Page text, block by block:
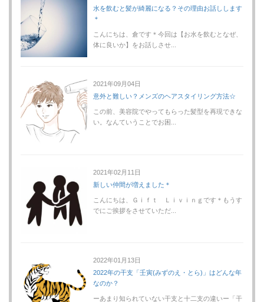
水を飲むと髪が綺麗になる？その理由お話しします
＊
こんにちは、倉です＊今回は【お水を飲むとなぜ、
体に良いか】をお話しさせ...
2021年09月04日
意外と難しい？メンズのヘアスタイリング方法☆
この前、美容院でやってもらった髪型を再現できな
い。なんていうことでお困...
2021年02月11日
新しい仲間が増えました＊
こんにちは、Ｇｉｆｔ Ｌｉｖｉｎｇです＊もうす
でにご挨拶をさせていただ...
2022年01月13日
2022年の干支「壬寅(みずのえ・とら)」はどんな年
なのか？
ーあまり知られていない干支と十二支の違いー「干